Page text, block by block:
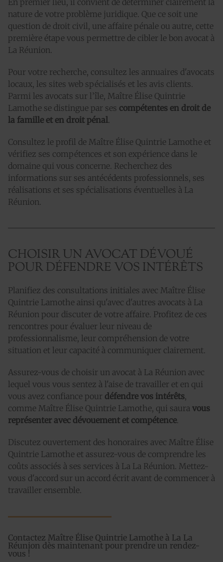
En premier lieu, il convient de déterminer clairement la
nature de votre problème juridique. Que ce soit une
question de droit civil, une affaire pénale ou autre, cette
première étape vous permettre de cibler le bon avocat à
La Réunion.
Pour votre recherche, consultez les annuaires d'avocats
locaux, les sites web spécialisés et les avis clients.
Parmi les avocats sur l’île, Maître Élise Quintrie
Lamothe se distingue par ses compétentes en droit de
la famille et en droit pénal.
Consultez le profil de Maître Élise Quintrie Lamothe et
vérifiez ses compétences et son expérience dans le
domaine qui vous concerne. Recherchez des
informations sur ses antécédents professionnels, ses
réalisations et ses spécialisations éventuelles à La
Réunion.
CHOISIR UN AVOCAT DÉVOUÉ
POUR DÉFENDRE VOS INTÉRÊTS
Planifiez des consultations initiales avec Maître Élise
Quintrie Lamothe ainsi qu'avec d'autres avocats à La
Réunion pour discuter de votre affaire. Profitez de ces
rencontres pour évaluer leur niveau de
professionnalisme, leur compréhension de votre
situation et leur capacité à communiquer clairement.
Assurez-vous de choisir un avocat à La Réunion avec
lequel vous vous sentez à l'aise de travailler et en qui
vous avez confiance pour défendre vos intérêts,
comme Maître Élise Quintrie Lamothe, qui saura vous
représenter avec dévouement et compétence.
Discutez ouvertement des honoraires avec Maître Élise
Quintrie Lamothe et assurez-vous de comprendre les
coûts associés à ses services à La La Réunion. Mettez-
vous d'accord sur un accord écrit avant de commencer à
travailler ensemble.
Contactez Maître Élise Quintrie Lamothe à La La
Réunion dès maintenant pour prendre un rendez-
vous !